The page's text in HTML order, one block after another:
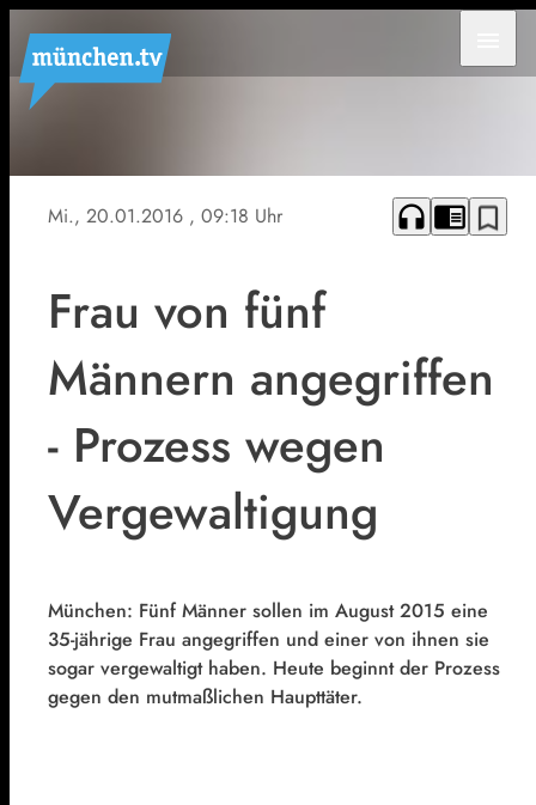
Symbolbild
Mi., 20.01.2016 , 09:18 Uhr headphones chrome_reader_mode bookmark_border
Frau von fünf
Männern angegriffen
- Prozess wegen
Vergewaltigung
München: Fünf Männer sollen im August 2015 eine
35-jährige Frau angegriffen und einer von ihnen sie
sogar vergewaltigt haben. Heute beginnt der Prozess
gegen den mutmaßlichen Haupttäter.